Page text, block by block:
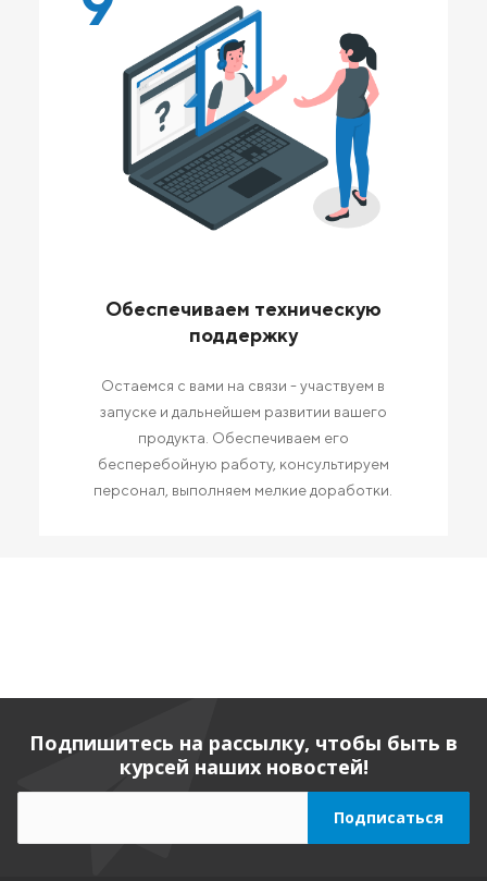
Обеспечиваем техническую
поддержку
Остаемся с вами на связи - участвуем в
запуске и дальнейшем развитии вашего
продукта. Обеспечиваем его
бесперебойную работу, консультируем
персонал, выполняем мелкие доработки.
Подпишитесь на рассылку, чтобы быть в
курсей наших новостей!